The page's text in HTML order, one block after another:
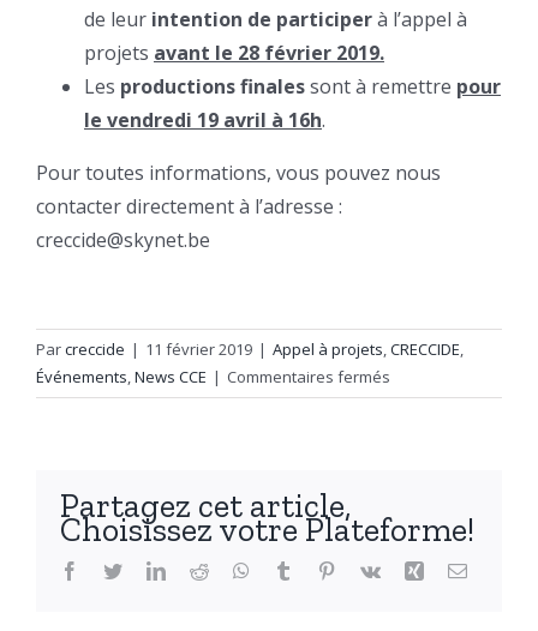
de leur intention de participerà l’appel à
projets avant le 28 février 2019.
Les productions finalessont à remettre pour
le vendredi 19 avril à 16h.
Pour toutes informations, vous pouvez nous
contacter directement à l’adresse :
creccide@skynet.be
Parcreccide | 11 février 2019 | Appel à projets,CRECCIDE,
Événements,News CCE | Commentaires fermés
Appel
en
poche »
Partagez cet article,
Choisissez votre Plateforme!
Facebook
TwitterLinkedIn
Reddit WhatsApp
Tumblr Pinterest
Vk Xing Email